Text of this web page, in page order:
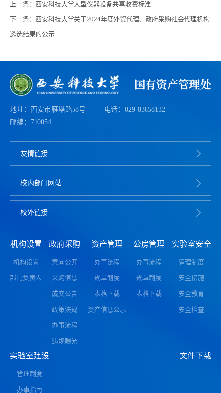
上一条： 西安科技大学大型仪器设备共享收费标准
下一条： 西安科技大学关于2024年度外贸代理、政府采购社会代理机构
遴选结果的公示
地址：西安市雁塔路58号
电话：029-83858132
邮编：710054
友情链接
校内部门网站
校外链接
机构设置
机构设置
部门负责人
政府采购
意向公开
采购信息
成交公告
政策法规
办事流程
违规曝光
资产管理
办事流程
规章制度
表格下载
资产信息公示
公房管理
办事流程
规章制度
表格下载
实验室安全
管理制度
安全措施
安全教育
安全检查
实验室建设
管理制度
办事指南
文件下载